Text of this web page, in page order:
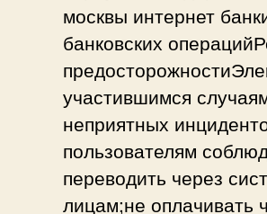
москвы интернет
банковских
участившимся
неприятных
пользователям
переводить через
лицам;не оплачивать